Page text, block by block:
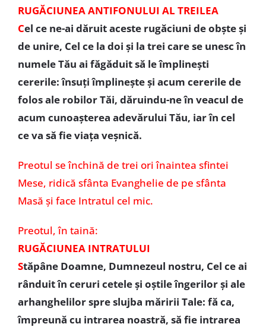
RUGĂCIUNEA ANTIFONULUI AL TREILEA
Cel ce ne-ai dăruit aceste rugăciuni de obște și
de unire, Cel ce la doi și la trei care se unesc în
numele Tău ai făgăduit să le împlinești
cererile: însuți împlinește și acum cererile de
folos ale robilor Tăi, dăruindu-ne în veacul de
acum cunoașterea adevărului Tău, iar în cel
ce va să fie viața veșnică.
Preotul se închină de trei ori înaintea sfintei
Mese, ridică sfânta Evanghelie de pe sfânta
Masă și face Intratul cel mic.
Preotul, în taină:
RUGĂCIUNEA INTRATULUI
Stăpâne Doamne, Dumnezeul nostru, Cel ce ai
rânduit în ceruri cetele și oștile îngerilor și ale
arhanghelilor spre slujba măririi Tale: fă ca,
împreună cu intrarea noastră, să fie intrarea